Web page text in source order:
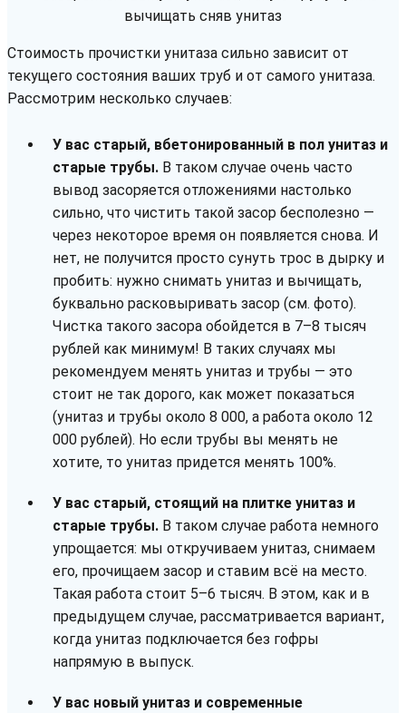
Стоимость прочистки унитаза сильно зависит от
текущего состояния ваших труб и от самого унитаза.
Рассмотрим несколько случаев:
У вас старый, вбетонированный в пол унитаз и
старые трубы. В таком случае очень часто
вывод засоряется отложениями настолько
сильно, что чистить такой засор бесполезно —
через некоторое время он появляется снова. И
нет, не получится просто сунуть трос в дырку и
пробить: нужно снимать унитаз и вычищать,
буквально расковыривать засор (см. фото).
Чистка такого засора обойдется в 7–8 тысяч
рублей как минимум! В таких случаях мы
рекомендуем менять унитаз и трубы — это
стоит не так дорого, как может показаться
(унитаз и трубы около 8 000, а работа около 12
000 рублей). Но если трубы вы менять не
хотите, то унитаз придется менять 100%.
У вас старый, стоящий на плитке унитаз и
старые трубы. В таком случае работа немного
упрощается: мы откручиваем унитаз, снимаем
его, прочищаем засор и ставим всё на место.
Такая работа стоит 5–6 тысяч. В этом, как и в
предыдущем случае, рассматривается вариант,
когда унитаз подключается без гофры
напрямую в выпуск.
У вас новый унитаз и современные